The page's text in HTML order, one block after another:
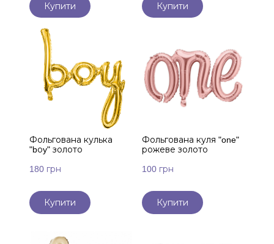
Купити Купити
Фольгована кулька
"bоy" золото
180 грн
Купити
Фольгована куля "one"
рожеве золото
100 грн
Купити